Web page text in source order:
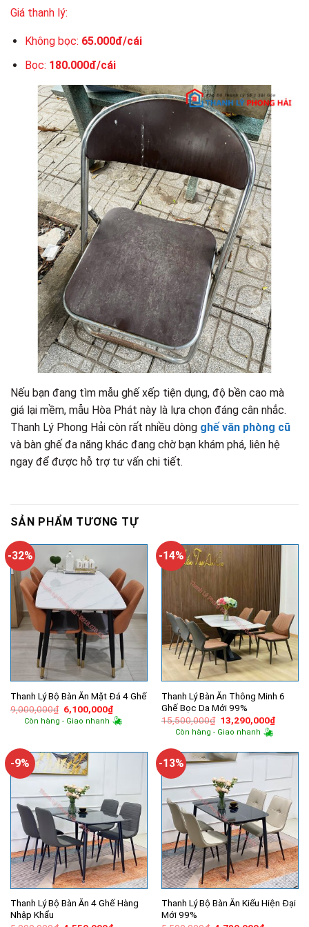
Giá thanh lý:
Không bọc: 65.000đ/cái
Bọc: 180.000đ/cái
Nếu bạn đang tìm mẫu ghế xếp tiện dụng, độ bền cao mà
giá lại mềm, mẫu Hòa Phát này là lựa chọn đáng cân nhắc.
Thanh Lý Phong Hải còn rất nhiều dòng ghế văn phòng cũ
và bàn ghế đa năng khác đang chờ bạn khám phá, liên hệ
ngay để được hỗ trợ tư vấn chi tiết.
SẢN PHẨM TƯƠNG TỰ
-32%
Thanh Lý Bộ Bàn Ăn Mặt Đá 4 Ghế
9,000,000₫ Giá
gốc
là:
6,100,000₫Giá
hiện
tại
Còn hàng - Giao nhanh
-14%
Thanh Lý Bàn Ăn Thông Minh 6
Ghế Bọc Da Mới 99%
15,500,000₫ Giá
gốc
là:
13,290,000₫Giá
hiện
Còn hàng - Giao nhanh
-9%
Thanh Lý Bộ Bàn Ăn 4 Ghế Hàng
Nhập Khẩu
-13%
Thanh Lý Bộ Bàn Ăn Kiểu Hiện Đại
Mới 99%